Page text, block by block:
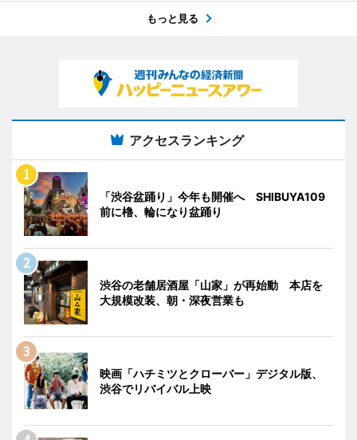
もっと見る
アクセスランキング
「渋谷盆踊り」今年も開催へ SHIBUYA109
前に櫓、輪になり盆踊り
渋谷の老舗居酒屋「山家」が再始動 本店を
大規模改装、朝・深夜営業も
映画「ハチミツとクローバー」デジタル版、
渋谷でリバイバル上映